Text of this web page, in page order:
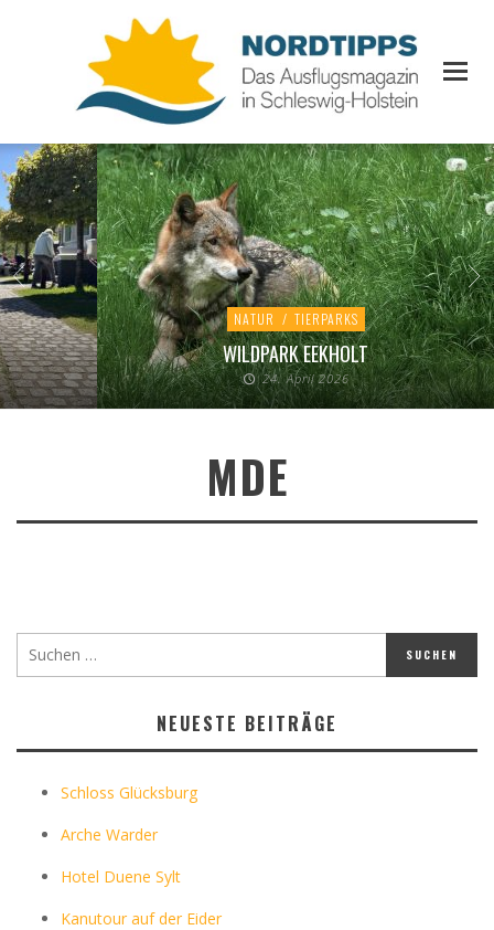
NATUR / TIERPARKS
WILDPARK EEKHOLT
24. April 2026
MDE
NEUESTE BEITRÄGE
Schloss Glücksburg
Arche Warder
Hotel Duene Sylt
Kanutour auf der Eider